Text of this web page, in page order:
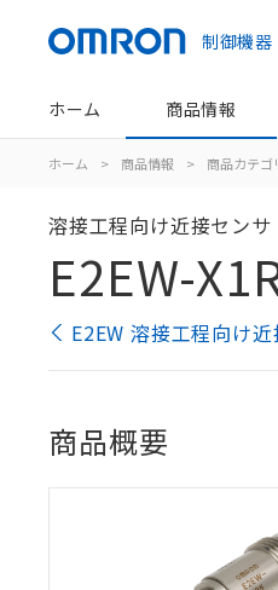
制御機器
ホーム 商品情報
ホーム > 商品情報 > 商品カテゴ
溶接工程向け近接センサ
E2EW-
E2EW 溶接工程向け
商品概要